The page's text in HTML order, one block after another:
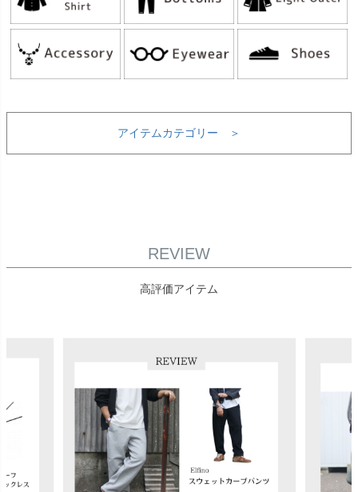
アイテムカテゴリー ＞
REVIEW
高評価アイテム